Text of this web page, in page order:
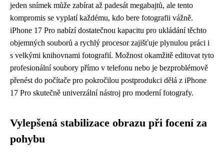
jeden snímek může zabírat až padesát megabajtů, ale tento
kompromis se vyplatí každému, kdo bere fotografii vážně.
iPhone 17 Pro nabízí dostatečnou kapacitu pro ukládání těchto
objemných souborů a rychlý procesor zajišťuje plynulou práci i
s velkými knihovnami fotografií. Možnost okamžitě editovat tyto
profesionální soubory přímo v telefonu nebo je bezproblémově
přenést do počítače pro pokročilou postprodukci dělá z iPhone
17 Pro skutečně univerzální nástroj pro moderní fotografy.
Vylepšená stabilizace obrazu při focení za
pohybu